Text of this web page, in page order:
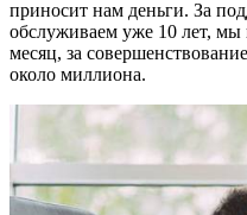
приносит нам деньги. За
обслуживаем уже 10 лет, мы
месяц, за
около миллиона.